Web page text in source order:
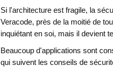
Si l'architecture est fragile, la
Veracode, près de la moitié de
inquiétant en soi, mais il devient
Beaucoup d'applications sont
qui suivent les conseils de